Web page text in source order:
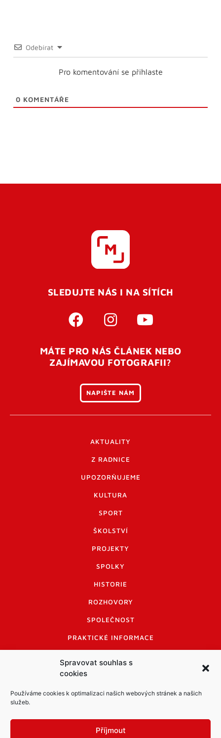
Spravovat souhlas s
cookies
Používáme cookies k optimalizaci našich webových stránek a našich
služeb.
Příjmout
Odebírat
Pro komentování se přihlaste
0 KOMENTÁŘE
SLEDUJTE NÁS I NA SÍTÍCH
MÁTE PRO NÁS ČLÁNEK NEBO
ZAJÍMAVOU FOTOGRAFII?
NAPIŠTE NÁM
AKTUALITY
Z RADNICE
UPOZORŇUJEME
KULTURA
SPORT
ŠKOLSTVÍ
PROJEKTY
SPOLKY
HISTORIE
ROZHOVORY
SPOLEČNOST
PRAKTICKÉ INFORMACE
INFORMACE A KODEX DISKUTUJÍCÍCH
LOGO A LOGO MANUÁL